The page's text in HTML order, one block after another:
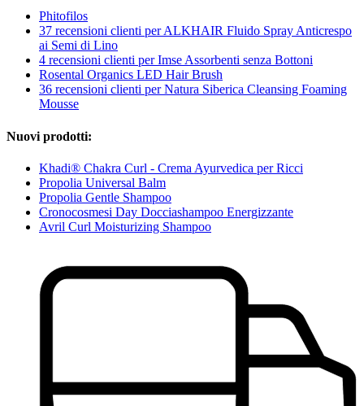
Phitofilos
37 recensioni clienti per ALKHAIR Fluido Spray Anticrespo
ai Semi di Lino
4 recensioni clienti per Imse Assorbenti senza Bottoni
Rosental Organics LED Hair Brush
36 recensioni clienti per Natura Siberica Cleansing Foaming
Mousse
Nuovi prodotti:
Khadi® Chakra Curl - Crema Ayurvedica per Ricci
Propolia Universal Balm
Propolia Gentle Shampoo
Cronocosmesi Day Docciashampoo Energizzante
Avril Curl Moisturizing Shampoo